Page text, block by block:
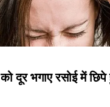
दूर भगाए रसोई में